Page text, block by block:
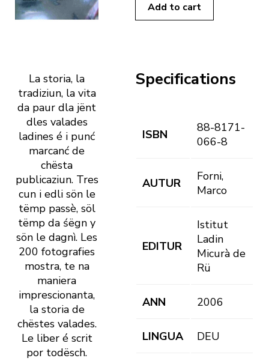
La storia, la
tradiziun, la vita
da paur dla jënt
dles valades
ladines é i punć
marcanć de
chësta
publicaziun. Tres
cun i edli sön le
tëmp passè, söl
tëmp da śëgn y
sön le dagnì. Les
200 fotografies
mostra, te na
maniera
imprescionanta,
la storia de
chëstes valades.
Le liber é scrit
por todësch.
Add to cart
Specifications
ISBN
88-8171-
066-8
AUTUR
Forni,
Marco
EDITUR
Istitut
Ladin
Micurà de
Rü
ANN 2006
LINGUA DEU